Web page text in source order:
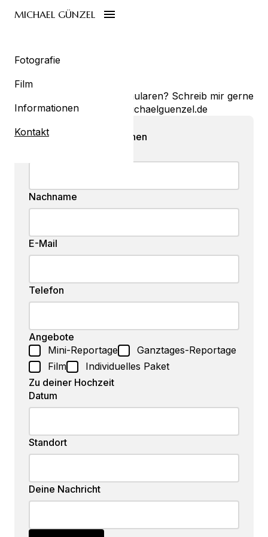
MICHAEL GÜNZEL
Fotografie
Film
Informationen
Kontakt
Anfrage
Kein Fan von Kontaktformularen? Schreib mir gerne
eine E-Mail an die
info@michaelguenzel.de
Persönliche Informationen
Nachname
E-Mail
Telefon
Angebote
Mini-Reportage
Ganztages-Reportage
Film
Individuelles Paket
Zu deiner Hochzeit
Datum
Standort
Deine Nachricht